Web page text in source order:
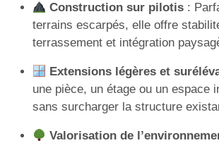
Construction sur pilotis:
terrains escarpés, elle offre
terrassement et intégration
Extensions légères et
une pièce, un étage ou un espace
sans surcharger la structure
Valorisation de